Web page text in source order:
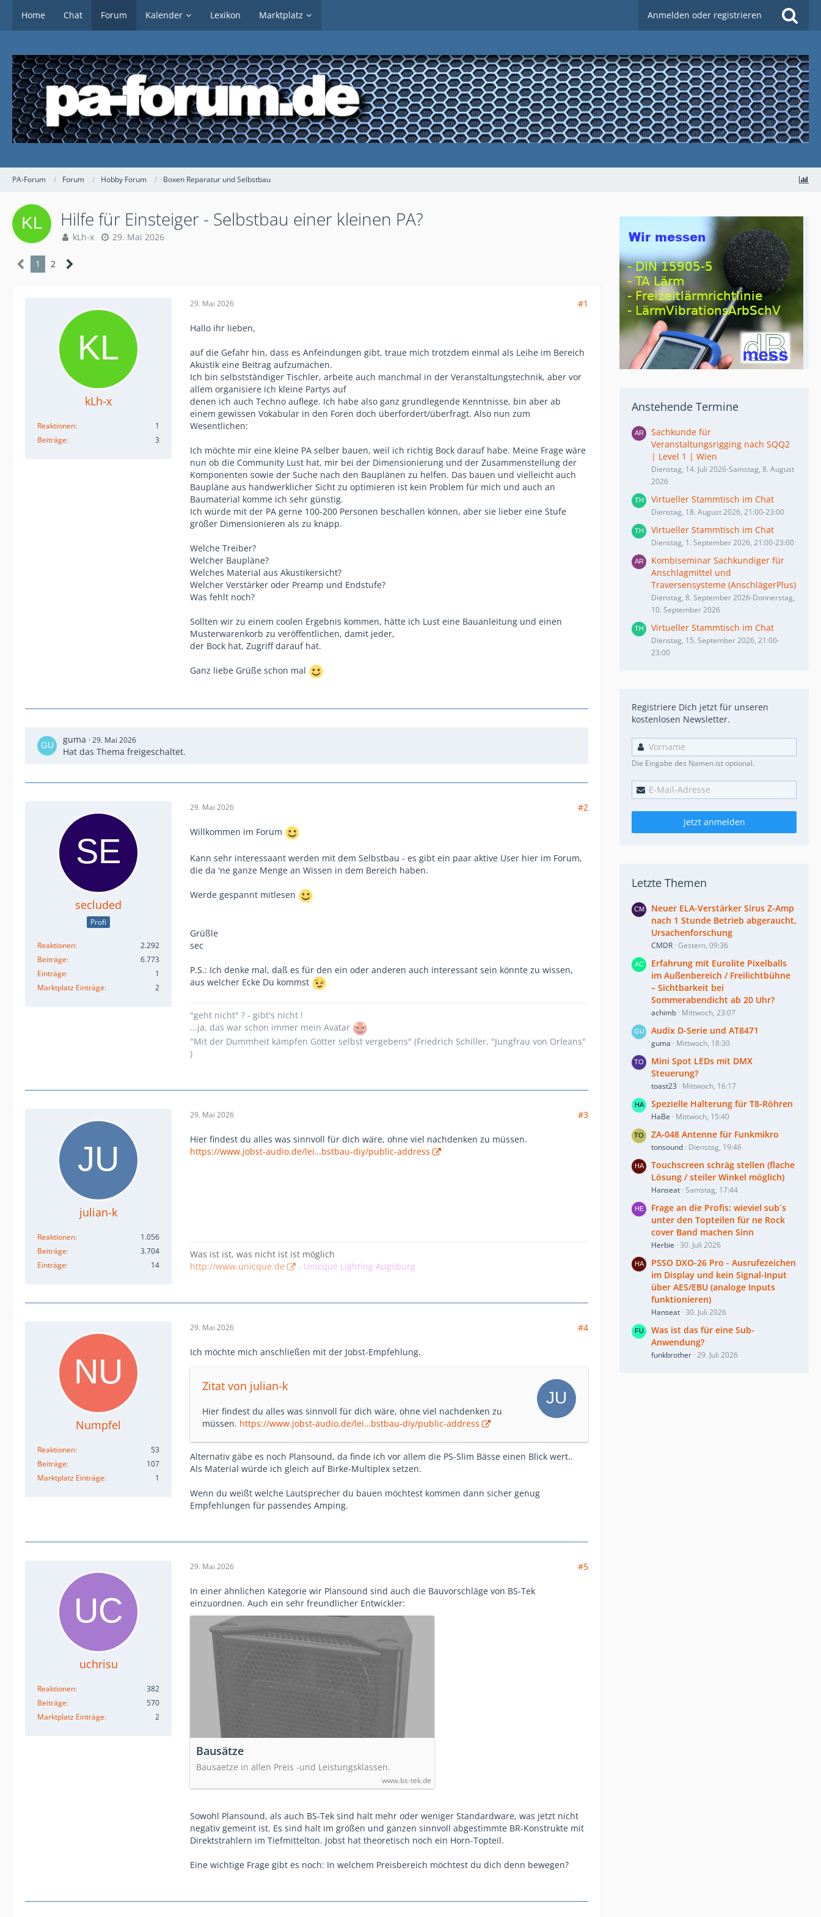
Home Chat Forum Kalender Lexikon Marktplatz Anmelden oder registrieren
PA-Forum Forum Hobby Forum Boxen Reparatur und Selbstbau
Hilfe für Einsteiger - Selbstbau einer kleinen PA?
kLh-x 29. Mai 2026
1 2
kLh-x
Reaktionen
1
Beiträge
3
29. Mai 2026 #1
Hallo ihr lieben,
auf die Gefahr hin, dass es Anfeindungen gibt, traue mich trotzdem einmal als Leihe im Bereich
Akustik eine Beitrag aufzumachen.
Ich bin selbstständiger Tischler, arbeite auch manchmal in der Veranstaltungstechnik, aber vor
allem organisiere ich kleine Partys auf
denen ich auch Techno auflege. Ich habe also ganz grundlegende Kenntnisse, bin aber ab
einem gewissen Vokabular in den Foren doch überfordert/überfragt. Also nun zum
Wesentlichen:
Ich möchte mir eine kleine PA selber bauen, weil ich richtig Bock darauf habe. Meine Frage wäre
nun ob die Community Lust hat, mir bei der Dimensionierung und der Zusammenstellung der
Komponenten sowie der Suche nach den Bauplänen zu helfen. Das bauen und vielleicht auch
Baupläne aus handwerklicher Sicht zu optimieren ist kein Problem für mich und auch an
Baumaterial komme ich sehr günstig.
Ich würde mit der PA gerne 100-200 Personen beschallen können, aber sie lieber eine Stufe
größer Dimensionieren als zu knapp.
Welche Treiber?
Welcher Baupläne?
Welches Material aus Akustikersicht?
Welcher Verstärker oder Preamp und Endstufe?
Was fehlt noch?
Sollten wir zu einem coolen Ergebnis kommen, hätte ich Lust eine Bauanleitung und einen
Musterwarenkorb zu veröffentlichen, damit jeder,
der Bock hat, Zugriff darauf hat.
Ganz liebe Grüße schon mal
guma 29. Mai 2026
Hat das Thema freigeschaltet.
secluded
Profi
Reaktionen
2.292
Beiträge
6.773
Einträge
1
Marktplatz Einträge
2
29. Mai 2026 #2
Willkommen im Forum
Kann sehr interessaant werden mit dem Selbstbau - es gibt ein paar aktive User hier im Forum,
die da 'ne ganze Menge an Wissen in dem Bereich haben.
Werde gespannt mitlesen
Grüßle
sec
P.S.: Ich denke mal, daß es für den ein oder anderen auch interessant sein könnte zu wissen,
aus welcher Ecke Du kommst
"geht nicht" ? - gibt's nicht !
...ja, das war schon immer mein Avatar
"Mit der Dummheit kämpfen Götter selbst vergebens" (Friedrich Schiller, "Jungfrau von Orleans"
)
julian-k
Reaktionen
1.056
Beiträge
3.704
Einträge
14
29. Mai 2026 #3
Hier findest du alles was sinnvoll für dich wäre, ohne viel nachdenken zu müssen.
https://www.jobst-audio.de/lei…bstbau-diy/public-address
Was ist ist, was nicht ist ist möglich
http://www.unicque.de
- Unicque Lighting Augsburg
Numpfel
Reaktionen
53
Beiträge
107
Marktplatz Einträge
1
29. Mai 2026 #4
Ich möchte mich anschließen mit der Jobst-Empfehlung.
Zitat von julian-k
Hier findest du alles was sinnvoll für dich wäre, ohne viel nachdenken zu
müssen. https://www.jobst-audio.de/lei…bstbau-diy/public-address
Alternativ gäbe es noch Plansound, da finde ich vor allem die PS-Slim Bässe einen Blick wert..
Als Material würde ich gleich auf Birke-Multiplex setzen.
Wenn du weißt welche Lautsprecher du bauen möchtest kommen dann sicher genug
Empfehlungen für passendes Amping.
uchrisu
Reaktionen
382
Beiträge
570
Marktplatz Einträge
2
29. Mai 2026 #5
In einer ähnlichen Kategorie wir Plansound sind auch die Bauvorschläge von BS-Tek
einzuordnen. Auch ein sehr freundlicher Entwickler:
Bausätze
Bausaetze in allen Preis -und Leistungsklassen.
www.bs-tek.de
Sowohl Plansound, als auch BS-Tek sind halt mehr oder weniger Standardware, was jetzt nicht
negativ gemeint ist. Es sind halt im großen und ganzen sinnvoll abgestimmte BR-Konstrukte mit
Direktstrahlern im Tiefmittelton. Jobst hat theoretisch noch ein Horn-Topteil.
Eine wichtige Frage gibt es noch: In welchem Preisbereich möchtest du dich denn bewegen?
Anstehende Termine
Sachkunde für
Veranstaltungsrigging nach SQQ2
| Level 1 | Wien
Dienstag, 14. Juli 2026-Samstag, 8. August
2026
Virtueller Stammtisch im Chat
Dienstag, 18. August 2026, 21:00-23:00
Virtueller Stammtisch im Chat
Dienstag, 1. September 2026, 21:00-23:00
Kombiseminar Sachkundiger für
Anschlagmittel und
Traversensysteme (AnschlägerPlus)
Dienstag, 8. September 2026-Donnerstag,
10. September 2026
Virtueller Stammtisch im Chat
Dienstag, 15. September 2026, 21:00-
23:00
Registriere Dich jetzt für unseren
kostenlosen Newsletter.
Die Eingabe des Namen ist optional.
Jetzt anmelden
Letzte Themen
Neuer ELA-Verstärker Sirus Z-Amp
nach 1 Stunde Betrieb abgeraucht,
Ursachenforschung
CMDR Gestern, 09:36
Erfahrung mit Eurolite Pixelballs
im Außenbereich / Freilichtbühne
– Sichtbarkeit bei
Sommerabendicht ab 20 Uhr?
achimb Mittwoch, 23:07
Audix D-Serie und AT8471
guma Mittwoch, 18:30
Mini Spot LEDs mit DMX
Steuerung?
toast23 Mittwoch, 16:17
Spezielle Halterung für T8-Röhren
HaBe Mittwoch, 15:40
ZA-048 Antenne für Funkmikro
tonsound Dienstag, 19:46
Touchscreen schräg stellen (flache
Lösung / steiler Winkel möglich)
Hanseat Samstag, 17:44
Frage an die Profis: wieviel sub´s
unter den Topteilen für ne Rock
cover Band machen Sinn
Herbie 30. Juli 2026
PSSO DXO-26 Pro - Ausrufezeichen
im Display und kein Signal-Input
über AES/EBU (analoge Inputs
funktionieren)
Hanseat 30. Juli 2026
Was ist das für eine Sub-
Anwendung?
funkbrother 29. Juli 2026